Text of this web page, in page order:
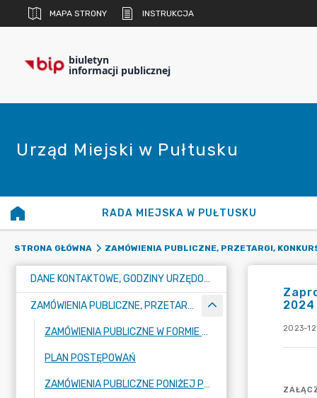
MAPA STRONY INSTRUKCJA
biuletyn
informacji publicznej
Urząd Miejski w Pułtusku
RADA MIEJSKA W PUŁTUSKU
STRONA GŁÓWNA ZAMÓWIENIA PUBLICZNE, PRZETARGI,
DANE KONTAKTOWE, GODZINY URZĘDOWANIA I NUMER KONTA BANKOWEGO
ZAMÓWIENIA PUBLICZNE, PRZETARGI, KONKURSY
ZAMÓWIENIA PUBLICZNE W FORMIE PRZETARGU
PLAN POSTĘPOWAŃ
ZAMÓWIENIA PUBLICZNE PONIŻEJ PROGU
2024
2023-